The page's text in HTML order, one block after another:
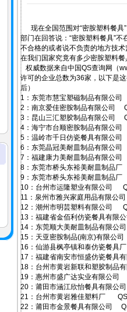
现在全国范围对“密胺塑料餐具”
部门在回答说：“密胺塑料餐具”
不合格的或者说不负责的地方技
在我们国家究竟有多少密胺塑料
权威数据来自中国QS查询网（
许可的企业总数为36家，以下是
后）
1：东莞市慧宝塑磁制品有限公
2：南京爱佳密胺制品有限公司
3：昆山三汇塑胶制品有限公司
4：海宁市台顺密胺制品有限公
5：温岭市千日仿瓷餐具有限公
6：东莞晶冠美耐皿制品有限公
7：福建康力美耐皿制品有限公
8：东莞市桥头东裕美耐皿制品
9：东莞市桥头东裕美耐皿制品
10：台州市运隆塑业有限公司
11：泉州市雅兴家庭用品有限公
12：潮州市明芸塑料有限公司
13：福建省金佰利仿瓷餐具有限
14：东莞顺大美耐皿制品有限公
15：天亚密胺制品(南京)有限公
16：仙游县枫亭镇和泰仿瓷餐具
17：福建省南安市恒盛仿瓷餐具
18：台州市黄岩新联和塑胶制品
19：惠州市盛广达实业有限公
20：莆田市涵江欣怡餐具有限公
21：台州市黄岩雅佳塑料厂
22：莆田市金景餐具有限公司